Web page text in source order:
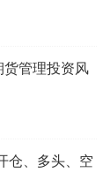
货管理投资风
仓、多头、空